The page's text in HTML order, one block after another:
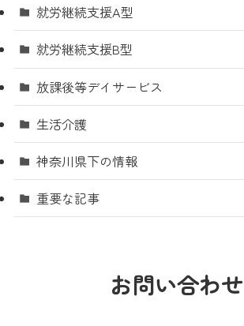
就労継続支援A型
就労継続支援B型
放課後等デイサービス
生活介護
神奈川県下の情報
重要な記事
お問い合わせ